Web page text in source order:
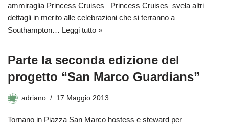
ammiraglia Princess Cruises Princess Cruises svela altri
dettagli in merito alle celebrazioni che si terranno a
Southampton… Leggi tutto »
Parte la seconda edizione del
progetto “San Marco Guardians”
adriano 17 Maggio 2013
Tornano in Piazza San Marco hostess e steward per